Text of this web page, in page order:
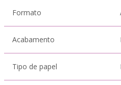
Formato
Acabamento
Tipo de papel